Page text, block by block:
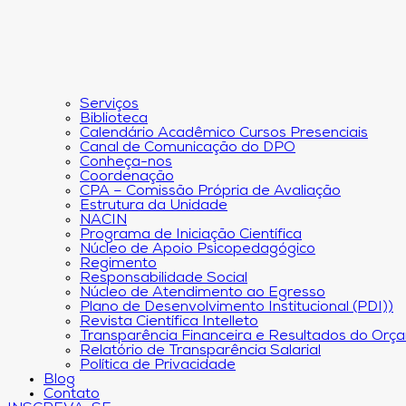
Serviços
Biblioteca
Calendário Acadêmico Cursos Presenciais
Canal de Comunicação do DPO
Conheça-nos
Coordenação
CPA – Comissão Própria de Avaliação
Estrutura da Unidade
NACIN
Programa de Iniciação Científica
Núcleo de Apoio Psicopedagógico
Regimento
Responsabilidade Social
Núcleo de Atendimento ao Egresso
Plano de Desenvolvimento Institucional (PDI))
Revista Científica Intelleto
Transparência Financeira e Resultados do
Relatório de Transparência Salarial
Política de Privacidade
Blog
Contato